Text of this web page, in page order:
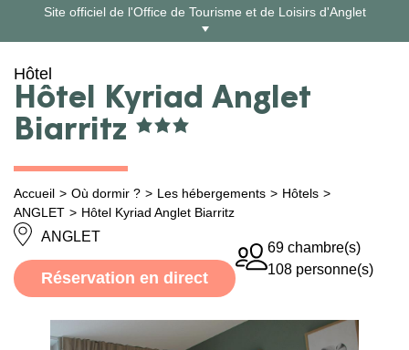
contenu
Site officiel de l'Office de Tourisme et de Loisirs d'Anglet
Hôtel
Hôtel Kyriad Anglet
Biarritz
Accueil Où dormir ? Les hébergements
Hôtels
ANGLET
Hôtel Kyriad Anglet Biarritz
ANGLET
Réservation en direct
69 chambre(s)
108 personne(s)